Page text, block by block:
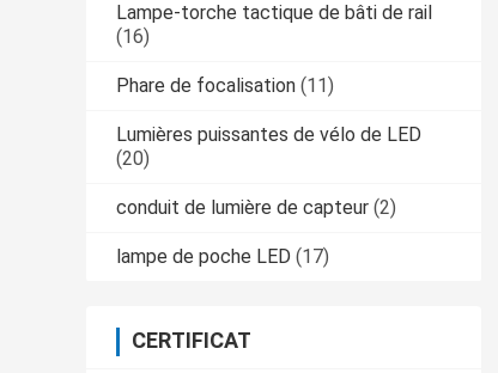
Lampe-torche tactique de bâti de rail
(16)
Phare de focalisation (11)
Lumières puissantes de vélo de LED
(20)
conduit de lumière de capteur (2)
lampe de poche LED (17)
CERTIFICAT